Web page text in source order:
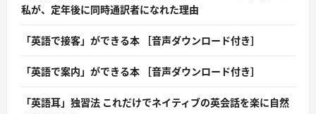
私が、定年後に同時通訳者になれた理由
「英語で接客」ができる本 ［音声ダウンロード付き］
「英語で案内」ができる本 ［音声ダウンロード付き］
「英語耳」独習法 これだけでネイティブの英会話を楽に自然